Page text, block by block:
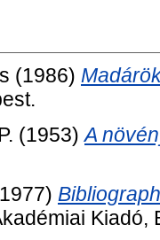
(1986)
(1953)A
Kiadó,